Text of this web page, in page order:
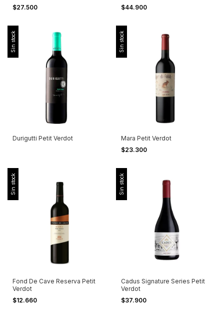
$27.500
$44.900
Sin stock
Durigutti Petit Verdot
Sin stock
Mara Petit Verdot
$23.300
Sin stock
Fond De Cave Reserva Petit
Verdot
$12.660
Sin stock
Cadus Signature Series Petit
Verdot
$37.900